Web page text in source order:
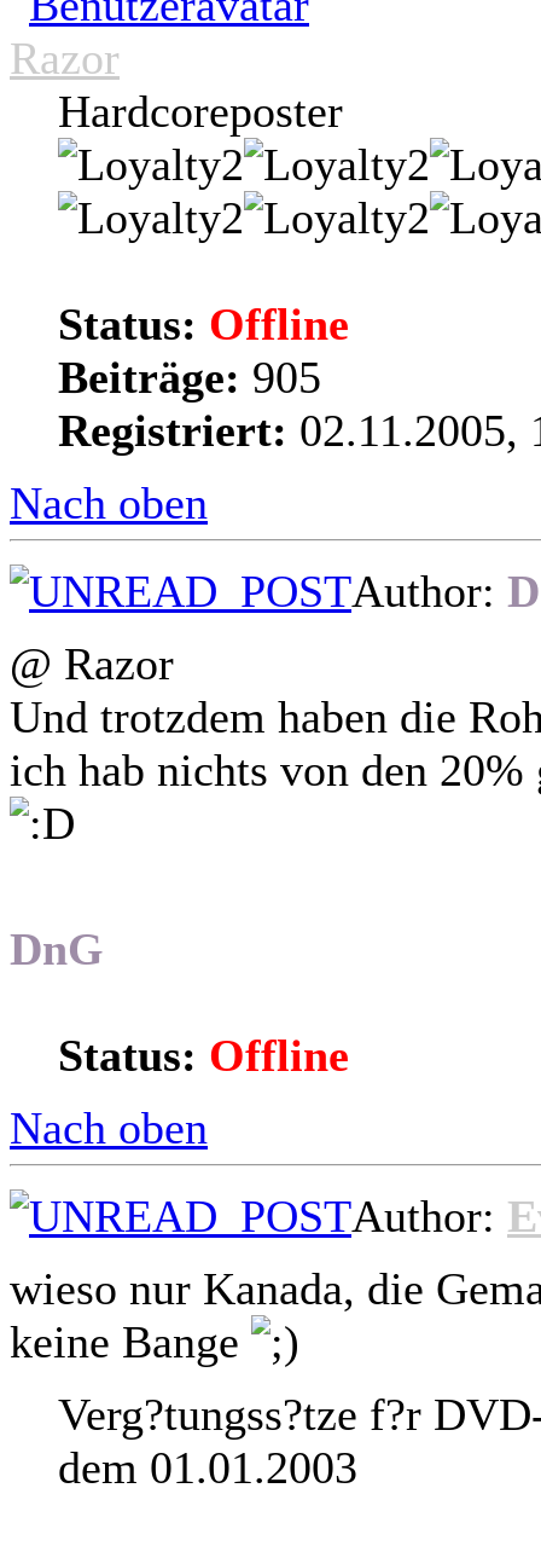
Razor
Hardcoreposter
Status: Offline
Beiträge: 905
Registriert: 02.11.2005,
Nach oben
Author:
@ Razor
Und trotzdem haben die
ich hab nichts von den
DnG
Status: Offline
Nach oben
Author:
wieso nur Kanada, die
keine Bange
Verg?tungss?tze f?r
dem 01.01.2003